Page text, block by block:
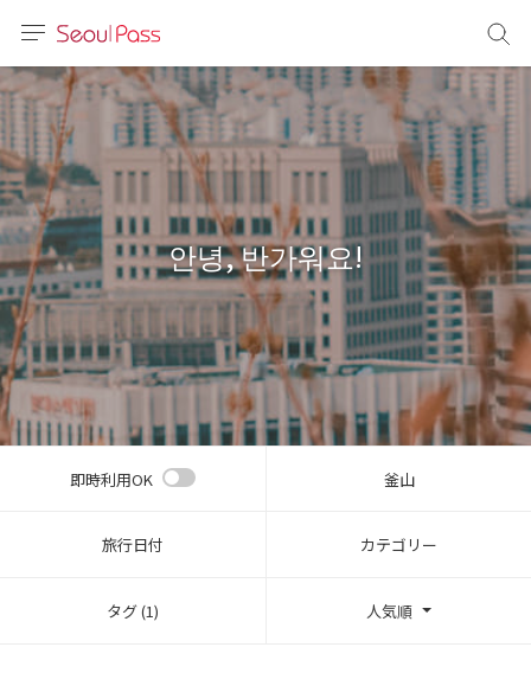
体)
文 (台灣)
안녕, 반가워요!
即時利用OK 釜山
旅行日付 カテゴリー
タグ (1) 人気順